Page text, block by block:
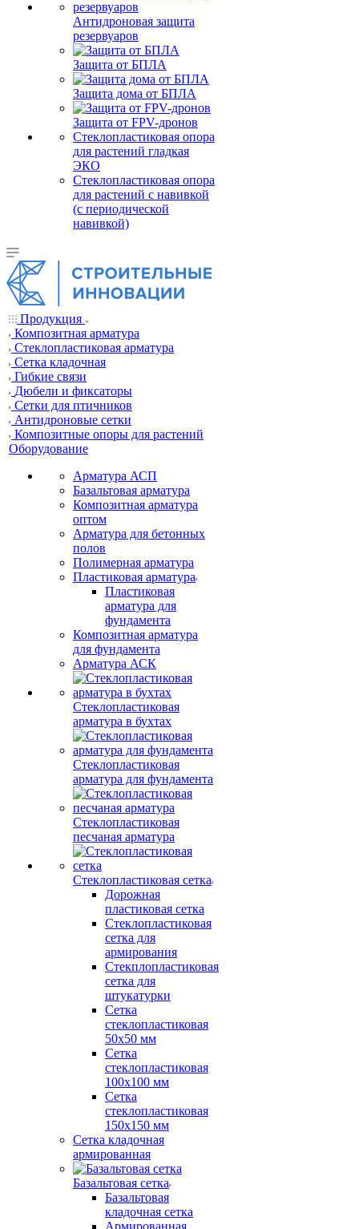
Антидроновая защита
резервуаров
Защита от БПЛА
Защита дома от БПЛА
Защита от FPV-дронов
Стеклопластиковая опора
для растений гладкая
ЭКО
Стеклопластиковая опора
для растений с навивкой
(с периодической
навивкой)
Продукция
Композитная арматура
Cтеклопластиковая арматура
Сетка кладочная
Гибкие связи
Дюбели и фиксаторы
Сетки для птичников
Антидроновые сетки
Композитные опоры для растений
Оборудование
Арматура АСП
Базальтовая арматура
Композитная арматура
оптом
Арматура для бетонных
полов
Полимерная арматура
Пластиковая арматура
Пластиковая
арматура для
фундамента
Композитная арматура
для фундамента
Арматура АСК
Стеклопластиковая
арматура в бухтах
Стеклопластиковая
арматура для фундамента
Стеклопластиковая
песчаная арматура
Стеклопластиковая сетка
Дорожная
пластиковая сетка
Стеклопластиковая
сетка для
армирования
Стекплопластиковая
сетка для
штукатурки
Сетка
стеклопластиковая
50x50 мм
Сетка
стеклопластиковая
100x100 мм
Сетка
стеклопластиковая
150x150 мм
Сетка кладочная
армированная
Базальтовая сетка
Базальтовая
кладочная сетка
Армированная